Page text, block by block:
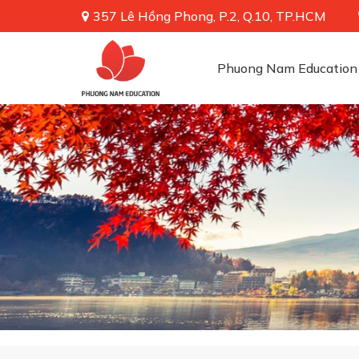
357 Lê Hồng Phong, P.2, Q.10, TP.HCM
Phuong Nam Education